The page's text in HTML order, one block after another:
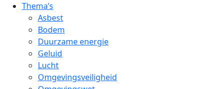
Thema’s
Asbest
Bodem
Duurzame energie
Geluid
Lucht
Omgevingsveiligheid